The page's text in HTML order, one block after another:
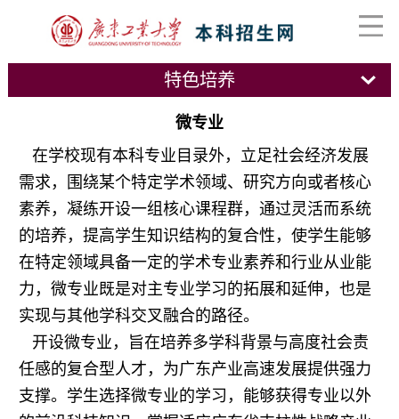
特色培养
微专业
在学校现有本科专业目录外，立足社会经济发展
需求，围绕某个特定学术领域、研究方向或者核心
素养，凝练开设一组核心课程群，通过灵活而系统
的培养，提高学生知识结构的复合性，使学生能够
在特定领域具备一定的学术专业素养和行业从业能
力 ，微专业既是对主专业学习的拓展和延伸，也是
实现与其他学科交叉融合的路径。
开设微专业，旨在培养多学科背景与高度社会责
任感的复合型人才，为广东产业高速发展提供强力
支撑。学生选择微专业的学习，能够获得专业以外